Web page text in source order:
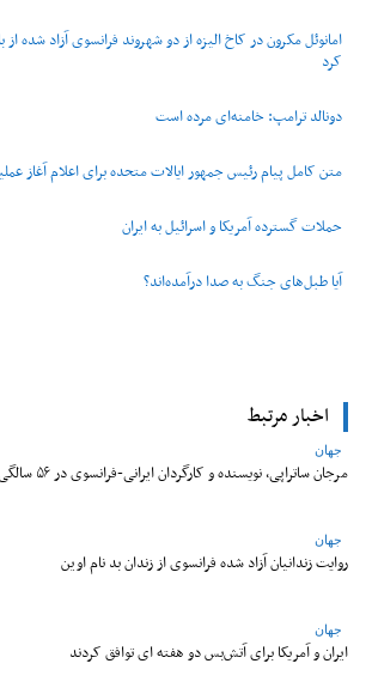
امانوئل مکرون در کاخ الیزه از دو شهروند فرانسوی آزاد شده از
کرد
دونالد ترامپ: خامنه‌ای مرده است
متن کامل پیام رئیس جمهور ایالات متحده برای اعلام آغاز
حملات گسترده آمریکا و اسرائیل به ایران
آیا طبل‌های جنگ به صدا درآمده‌اند؟
اخبار مرتبط
جهان
مرجان ساتراپی، نویسنده و کارگردان ایرانی-فرانسوی در ۵۶ سالگی درگذشت
جهان
روایت زندانیان آزاد شده فرانسوی از زندان ‌بد نام اوین
جهان
ایران و آمریکا برای آتش‌بس دو هفته‌ ای توافق کردند